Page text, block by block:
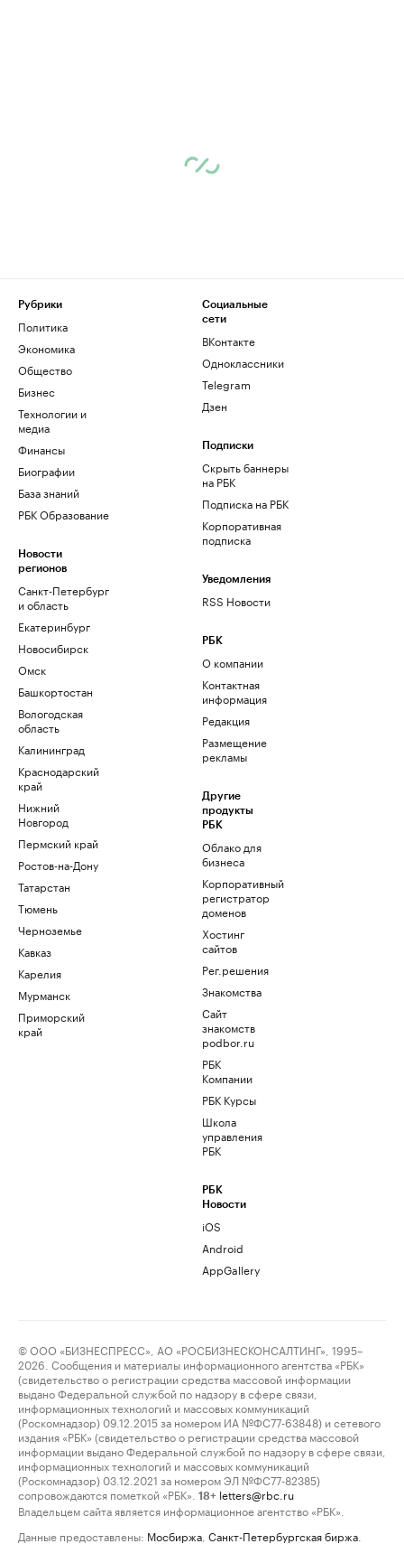
Рубрики
Политика
Экономика
Общество
Бизнес
Технологии и
медиа
Финансы
Биографии
База знаний
РБК Образование
Новости
регионов
Санкт-Петербург
и область
Екатеринбург
Новосибирск
Омск
Башкортостан
Вологодская
область
Калининград
Краснодарский
край
Нижний
Новгород
Пермский край
Ростов-на-Дону
Татарстан
Тюмень
Черноземье
Кавказ
Карелия
Мурманск
Приморский
край
Социальные
сети
ВКонтакте
Одноклассники
Telegram
Дзен
Подписки
Скрыть баннеры
на РБК
Подписка на РБК
Корпоративная
подписка
Уведомления
RSS Новости
РБК
О компании
Контактная
информация
Редакция
Размещение
рекламы
Другие
продукты
РБК
Облако для
бизнеса
Корпоративный
регистратор
доменов
Хостинг
сайтов
Рег.решения
Знакомства
Сайт
знакомств
podbor.ru
РБК
Компании
РБК Курсы
Школа
управления
РБК
РБК
Новости
iOS
Android
AppGallery
© ООО «БИЗНЕСПРЕСС», АО «РОСБИЗНЕСКОНСАЛТИНГ», 1995–
2026. Сообщения и материалы информационного агентства «РБК»
(свидетельство о регистрации средства массовой информации
выдано Федеральной службой по надзору в сфере связи,
информационных технологий и массовых коммуникаций
(Роскомнадзор) 09.12.2015 за номером ИА №ФС77-63848) и сетевого
издания «РБК» (свидетельство о регистрации средства массовой
информации выдано Федеральной службой по надзору в сфере связи,
информационных технологий и массовых коммуникаций
(Роскомнадзор) 03.12.2021 за номером ЭЛ №ФС77-82385)
сопровождаются пометкой «РБК».
18+ letters@rbc.ru
Владельцем сайта является информационное агентство «РБК».
Данные предоставлены: Мосбиржа Санкт-Петербургская биржа